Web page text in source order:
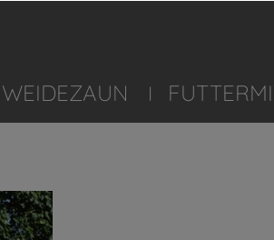
WEIDEZAUN